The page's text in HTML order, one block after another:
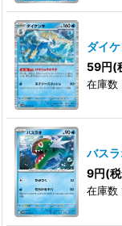
ダイ
59円(
在庫数
バス
9円(
在庫数